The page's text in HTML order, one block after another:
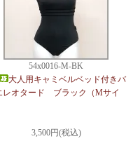
54x0016-M-BK
大人用キャミベルベッド付きバ
レオタード ブラック（Mサイ
3,500円(税込)